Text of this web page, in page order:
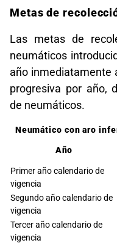
Metas de
Las metas de
neumáticos
año inmediatamente
progresiva por año,
de neumáticos.
Neumático con aro
Año
Primer año calendario de
vigencia
Segundo año calendario de
vigencia
Tercer año calendario de
vigencia